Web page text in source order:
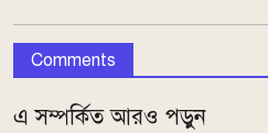
Comments
এ সম্পর্কিত আরও পড়ুন